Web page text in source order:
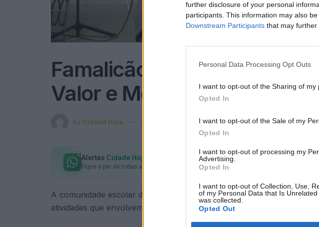
further disclosure of your personal
participants. This information may also
Downstream Participants that may further
Personal Data Processing Opt Outs
I want to opt-out of the Sharing of my
Opted In
I want to opt-out of the Sale of my
Opted In
I want to opt-out of processing my
Advertising.
Opted In
I want to opt-out of Collection, Use,
of my Personal Data that Is
was collected.
Opted Out
Famalicão: CIOR entrega
Valor e Mérito a 14 alunos
by Cidade Hoje 18 de Dezembro, 2024 in Concelho, Educação
Alertas Cidade Hoje no seu WhatsApp
Fique a par de todas as notícias em primeira mão!
A comunidade escolar da CIOR está a viver, desde a passada sexta-
atividades que envolvem alunos, professores e funcionários.